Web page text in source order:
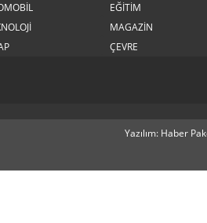
EĞİTİM
MAGAZİN
ÇEVRE
Yazılım: Haber